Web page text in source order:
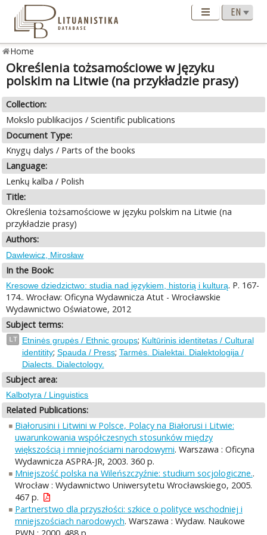
Home
Określenia tożsamościowe w języku
polskim na Litwie (na przykładzie prasy)
Collection:
Mokslo publikacijos / Scientific publications
Document Type:
Knygų dalys / Parts of the books
Language:
Lenkų kalba / Polish
Title:
Określenia tożsamościowe w języku polskim na Litwie (na
przykładzie prasy)
Authors:
Dawlewicz, Mirosław
In the Book:
Kresowe dziedzictwo: studia nad językiem, historią i kulturą. P. 167-
174.. Wrocław: Oficyna Wydawnicza Atut - Wrocławskie
Wydawnictwo Oświatowe, 2012
Subject terms:
LT Etninės grupės / Ethnic groups; Kultūrinis identitetas / Cultural
identitity; Spauda / Press; Tarmės. Dialektai. Dialektologija /
Dialects. Dialectology.
Subject area:
Kalbotyra / Linguistics
Related Publications:
Białorusini i Litwini w Polsce, Polacy na Białorusi i Litwie:
uwarunkowania współczesnych stosunków między
większością i mniejnościami narodowymi. Warszawa : Oficyna
Wydawnicza ASPRA-JR, 2003. 360 p.
Mniejszość polska na Wileńszczyźnie: studium socjologiczne..
Wrocław : Wydawnictwo Uniwersytetu Wrocławskiego, 2005.
467 p.
Partnerstwo dla przyszłości: szkice o polityce wschodniej i
mniejszościach narodowych. Warszawa : Wydaw. Naukowe